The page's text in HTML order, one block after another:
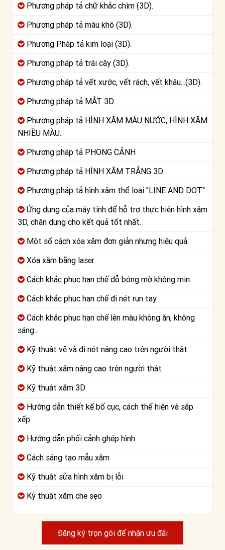
Phương pháp tả chữ khắc chìm (3D).
Phương pháp tả máu khô (3D).
Phương Pháp tả kim loại (3D).
Phương pháp tả trái cây (3D).
Phương pháp tả vết xước, vết rách, vết khâu...(3D).
Phương pháp tả MẮT 3D
Phương pháp tả HÌNH XĂM MÀU NƯỚC, HÌNH XĂM
NHIỀU MÀU.
Phương pháp tả PHONG CẢNH
Phương pháp tả HÌNH XĂM TRẮNG 3D
Phương pháp tả hình xăm thể loại "LINE AND DOT"
Ứng dụng của máy tính để hỗ trợ thực hiện hình xăm
3D, chân dung cho kết quả tốt nhất.
Một số cách xóa xăm đơn giản nhưng hiệu quả.
Xóa xăm bằng laser
Cách khắc phục hạn chế đỗ bóng mờ không mịn.
Cách khắc phục hạn chế đi nét run tay.
Cách khắc phục hạn chế lên màu không ăn, không
sáng...
Kỹ thuật vẽ và đi nét nâng cao trên người thật
Kỹ thuật xăm nâng cao trên người thật
Kỹ thuật xăm 3D
Hướng dẫn thiết kế bố cục, cách thể hiện và sắp
xếp
Hướng dẫn phối cảnh ghép hình
Cách sáng tạo mẫu xăm
Kỹ thuật sửa hình xăm bị lỗi
Kỹ thuật xăm che sẹo
Đăng ký trọn gói để nhận ưu đãi